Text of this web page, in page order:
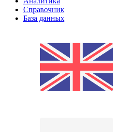
Справочник
База данных